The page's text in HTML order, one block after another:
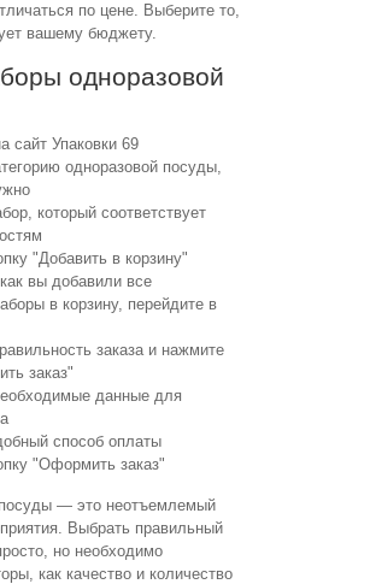
по цене. Выберите то,
вашему бюджету.
одноразовой
сайт Упаковки 69
одноразовой посуды,
который соответствует
"Добавить в корзину"
вы добавили все
в корзину, перейдите в
заказа и нажмите
заказ"
данные для
способ оплаты
"Оформить заказ"
— это неотъемлемый
Выбрать правильный
но необходимо
как качество и количество